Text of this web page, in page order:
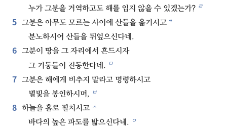
누가 그분을 거역하고도 해를 입지 않을 수 있겠는가? ㄹ
5 그분은 아무도 모르는 사이에 산들을 옮기시고 *
분노하시어 산들을 뒤엎으신다네.
6 그분이 땅을 그 자리에서 흔드시자
그 기둥들이 진동한다네. ㅁ
7 그분은 해에게 비추지 말라고 명령하시고
별빛을 봉인하시며, ㅂ
8 하늘을 홀로 펼치시고 ㅅ
바다의 높은 파도를 밟으신다네. ㅇ